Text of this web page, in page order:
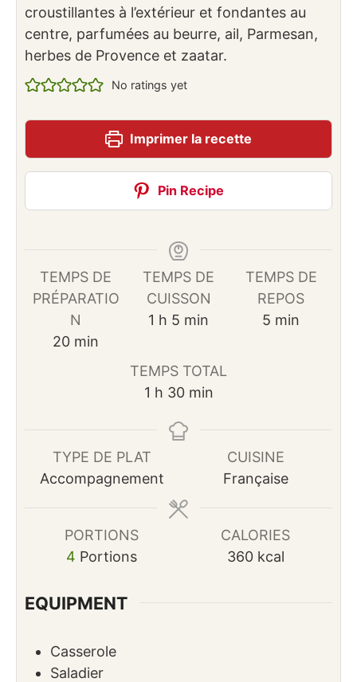
croustillantes à l’extérieur et fondantes au
centre, parfumées au beurre, ail, Parmesan,
herbes de Provence et zaatar.
No ratings yet
Imprimer la recette
Pin Recipe
TEMPS DE
PRÉPARATIO
N
20minutes
min
TEMPS DE
CUISSON
1 heure
h 5 minutes
min
TEMPS DE
REPOS
5 minutes
min
TEMPS TOTAL
1 heure
h 30minutes
min
TYPE DE PLAT
Accompagnement
CUISINE
Française
PORTIONS
4 Portions
CALORIES
360 kcal
EQUIPMENT
Casserole
Saladier